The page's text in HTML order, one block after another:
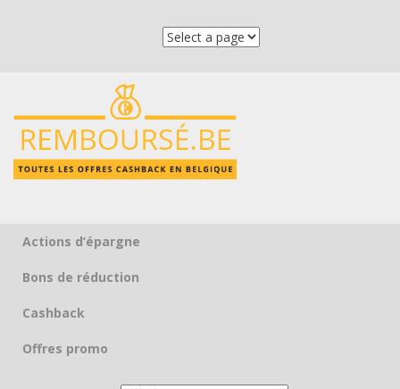
Skip to content
Actions d’épargne
Bons de réduction
Cashback
Offres promo